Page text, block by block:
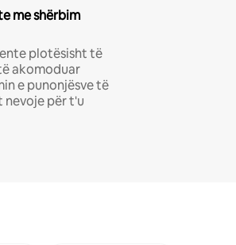
me shërbim
plotësisht të
akomoduar
e punonjësve të
nevoje për t'u